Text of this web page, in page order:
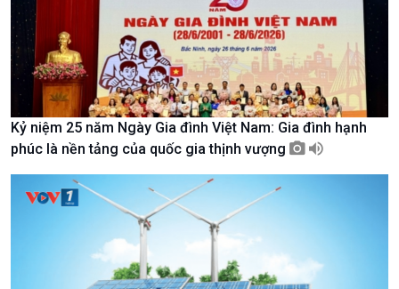
Giới thiệu
Thời sự
Thời sự 6h
Thời sự 12h
Thời sự 18h
Kỷ niệm 25 năm Ngày Gia đình Việt Nam: Gia đình hạnh
phúc là nền tảng của quốc gia thịnh vượng